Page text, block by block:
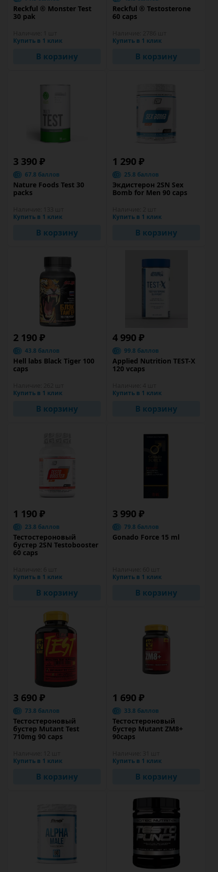
Reckful ® Monster Test
30 pak
Купить в 1 клик
В корзину
Reckful ® Testosterone
60 caps
Купить в 1 клик
В корзину
3 390 ₽
67.8 баллов
Nature Foods Test 30
packs
Купить в 1 клик
В корзину
1 290 ₽
25.8 баллов
Экдистерон 2SN Sex
Bomb for Men 90 caps
Купить в 1 клик
В корзину
2 190 ₽
43.8 баллов
Hell labs Black Tiger 100
caps
Купить в 1 клик
В корзину
4 990 ₽
99.8 баллов
Applied Nutrition TEST-X
120 vcaps
Купить в 1 клик
В корзину
1 190 ₽
23.8 баллов
Тестостероновый
бустер 2SN Testobooster
60 caps
Купить в 1 клик
В корзину
3 990 ₽
79.8 баллов
Gonado Force 15 ml
Купить в 1 клик
В корзину
3 690 ₽
73.8 баллов
Тестостероновый
бустер Mutant Test
710mg 90 caps
Купить в 1 клик
В корзину
1 690 ₽
33.8 баллов
Тестостероновый
бустер Mutant ZM8+
90caps
Купить в 1 клик
В корзину